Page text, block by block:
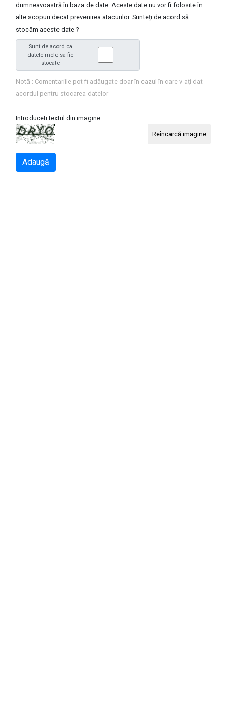
dumneavoastră în baza de date. Aceste date nu vor fi folosite în
alte scopuri decat prevenirea atacurilor. Sunteți de acord să
stocăm aceste date ?
Sunt de acord ca
datele mele sa fie
stocate
Notă : Comentariile pot fi adăugate doar în cazul în care v-ați dat
acordul pentru stocarea datelor
Introduceti textul din imagine
Reîncarcă imagine
Adaugă